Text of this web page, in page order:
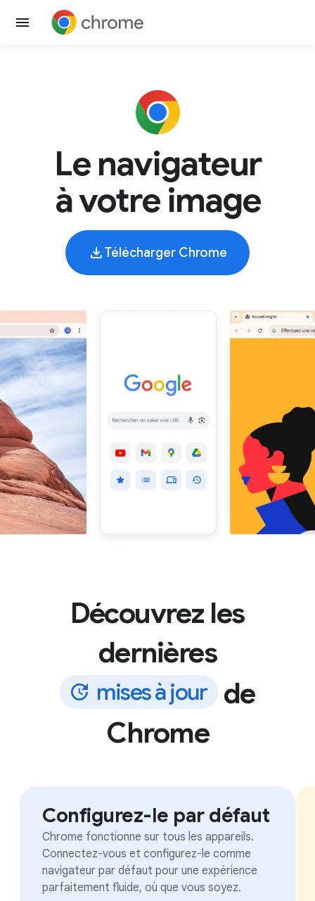
Le navigateur
à votre image
Télécharger Chrome
Découvrez les
dernières
misesàjour
de
Chrome
Configurez-le par défaut
Chrome fonctionne sur tous les appareils.
Connectez-vous et configurez-le comme
navigateur par défaut pour une expérience
parfaitement fluide, où que vous soyez.